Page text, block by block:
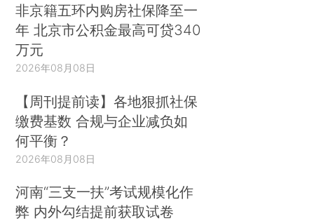
非京籍五环内购房社保降至一
年 北京市公积金最高可贷340
万元
2026年08月08日
【周刊提前读】各地狠抓社保
缴费基数 合规与企业减负如
何平衡？
2026年08月08日
河南“三支一扶”考试规模化作
弊 内外勾结提前获取试卷